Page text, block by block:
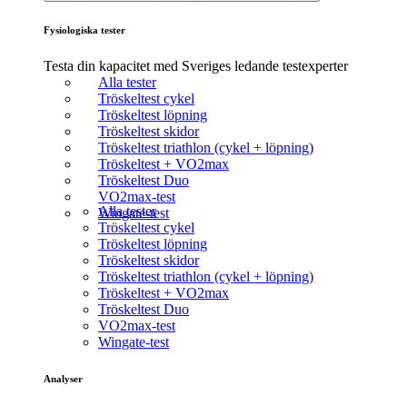
Fysiologiska tester
Testa din kapacitet med Sveriges ledande testexperter
Alla tester
Tröskeltest cykel
Tröskeltest löpning
Tröskeltest skidor
Tröskeltest triathlon (cykel + löpning)
Tröskeltest + VO2max
Tröskeltest Duo
VO2max-test
Wingate-test
Alla tester
Tröskeltest cykel
Tröskeltest löpning
Tröskeltest skidor
Tröskeltest triathlon (cykel + löpning)
Tröskeltest + VO2max
Tröskeltest Duo
VO2max-test
Wingate-test
Analyser